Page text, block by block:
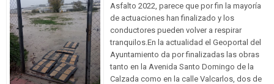
Asfalto 2022, parece que por fin la mayoría
de actuaciones han finalizado y los
conductores pueden volver a respirar
tranquilos.En la actualidad el Geoportal del
Ayuntamiento da por finalizadas las obras
tanto en la Avenida Santo Domingo de la
Calzada como en la calle Valcarlos, dos de